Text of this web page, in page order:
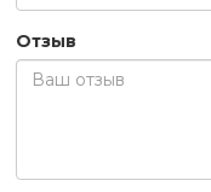
Отзыв